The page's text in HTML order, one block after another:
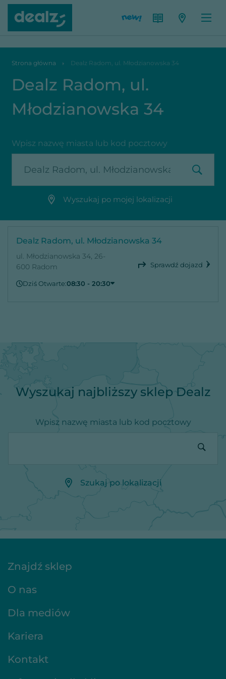
Dealz Radom, ul. Młodzianowska 34
Strona główna Dealz Radom, ul. Młodzianowska 34
Dealz Radom, ul.
Młodzianowska 34
Wpisz nazwę miasta lub kod pocztowy
Wyszukaj po mojej lokalizacji
Dealz Radom, ul. Młodzianowska 34
ul. Młodzianowska 34, 26-
600 Radom
Sprawdź dojazd
Dziś Otwarte:08:30 - 20:30
Poniedziałek
08:30 - 20:30
Środa
Wyszukaj najbliższy sklep Dealz
Wpisz nazwę miasta lub kod pocztowy
Szukaj po lokalizacji
Znajdź sklep
O nas
Dla mediów
Kariera
Kontakt